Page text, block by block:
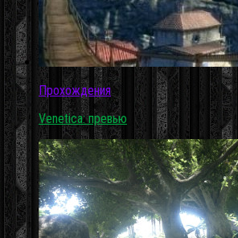
Прохождения
Venetica: превью